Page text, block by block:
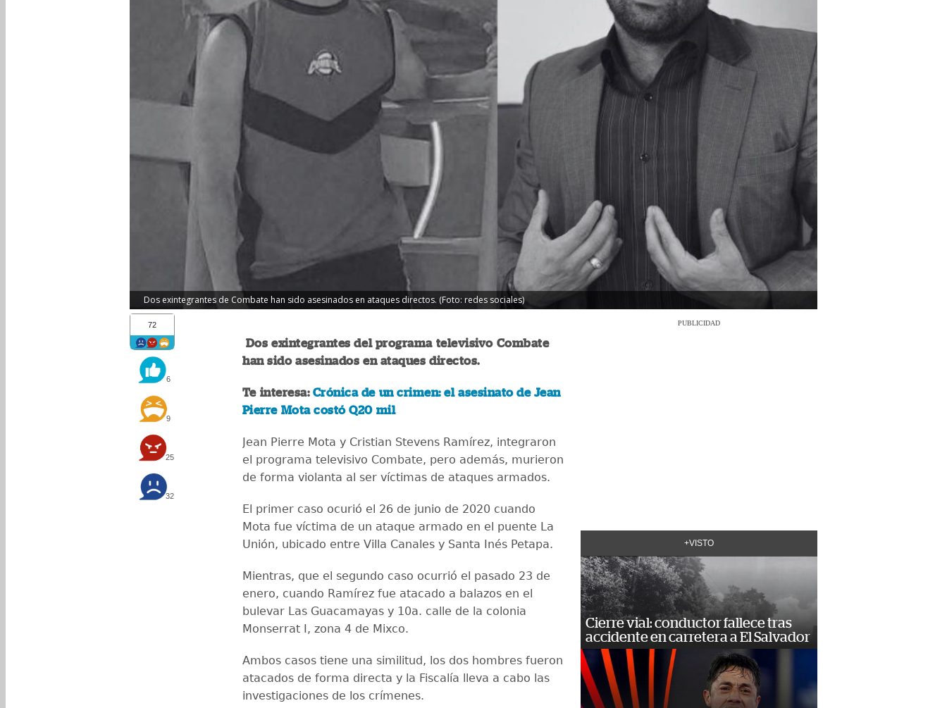
Dos exintegrantes de Combate han sido asesinados en ataques directos. (Foto: redes sociales)
72
6
9
25
32
Dos exintegrantes del programa televisivo Combate
han sido asesinados en ataques directos.
Te interesa: Crónica de un crimen: el asesinato de Jean
Pierre Mota costó Q20 mil
Jean Pierre Mota y Cristian Stevens Ramírez, integraron
el programa televisivo Combate, pero además, murieron
de forma violanta al ser víctimas de ataques armados.
El primer caso ocurió el 26 de junio de 2020 cuando
Mota fue víctima de un ataque armado en el puente La
Unión, ubicado entre Villa Canales y Santa Inés Petapa.
Mientras, que el segundo caso ocurrió el pasado 23 de
enero, cuando Ramírez fue atacado a balazos en el
bulevar Las Guacamayas y 10a. calle de la colonia
Monserrat I, zona 4 de Mixco.
Ambos casos tiene una similitud, los dos hombres fueron
atacados de forma directa y la Fiscalía lleva a cabo las
investigaciones de los crímenes.
PUBLICIDAD
+VISTO
Cierre vial: conductor fallece tras
accidente en carretera a El Salvador